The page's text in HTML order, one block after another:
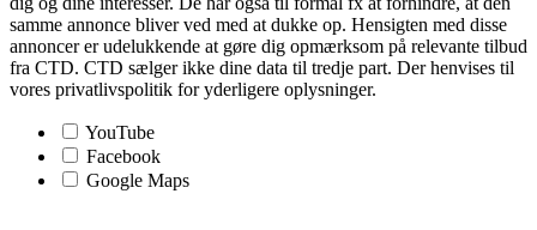
samme annonce bliver ved med at dukke op. Hensigten med disse
annoncer er udelukkende at gøre dig opmærksom på relevante tilbud
fra CTD. CTD sælger ikke dine data til tredje part. Der henvises til
vores privatlivspolitik for yderligere oplysninger.
YouTube
Facebook
Google Maps